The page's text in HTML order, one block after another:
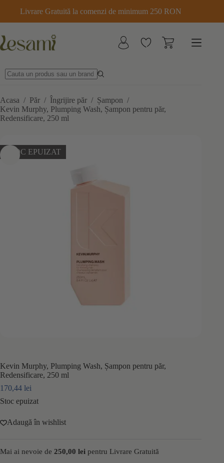
conținut
Livrare Gratuită la comenzi de minimum 250 RON
Acasa / Păr / Îngrijire păr / Șampon /
Kevin Murphy, Plumping Wash, Șampon pentru păr,
Redensificare, 250 ml
STOC EPUIZAT
Kevin Murphy, Plumping Wash, Șampon pentru păr,
Redensificare, 250 ml
170,44 lei
Stoc epuizat
Adaugă în wishlist
Mai ai nevoie de 250,00 lei pentru Livrare Gratuită